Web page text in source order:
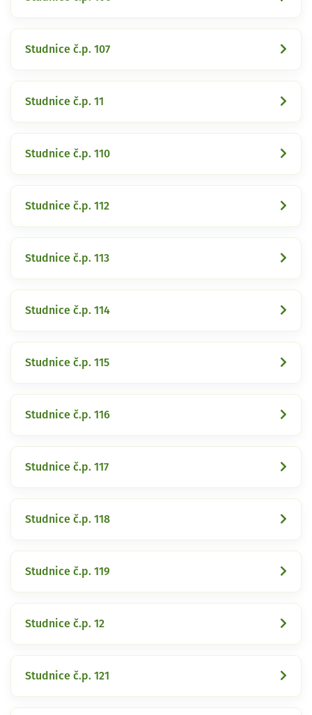
Studnice č.p. 107
Studnice č.p. 11
Studnice č.p. 110
Studnice č.p. 112
Studnice č.p. 113
Studnice č.p. 114
Studnice č.p. 115
Studnice č.p. 116
Studnice č.p. 117
Studnice č.p. 118
Studnice č.p. 119
Studnice č.p. 12
Studnice č.p. 121